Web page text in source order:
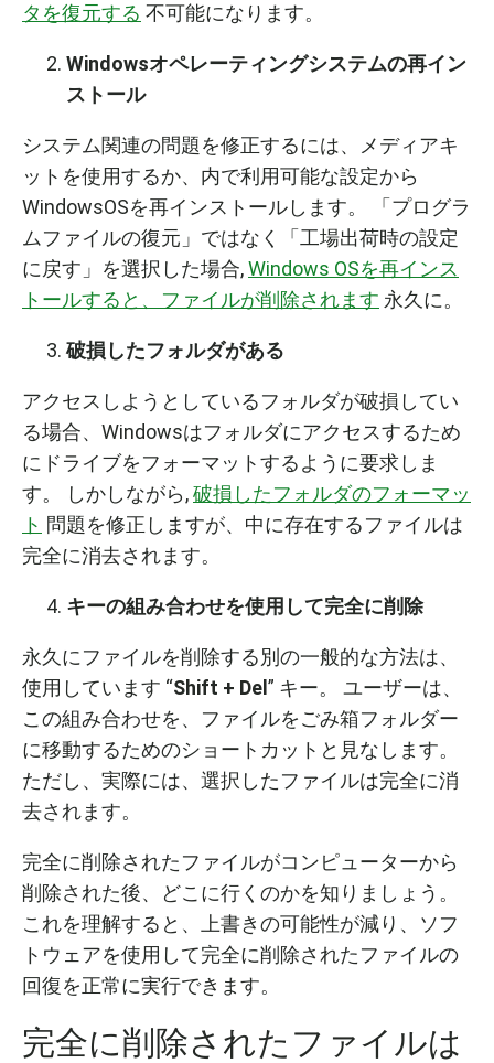
タを復元する 不可能になります。
Windowsオペレーティングシステムの再イン
ストール
システム関連の問題を修正するには、メディアキ
ットを使用するか、内で利用可能な設定から
WindowsOSを再インストールします。 「プログラ
ムファイルの復元」ではなく「工場出荷時の設定
に戻す」を選択した場合,Windows OSを再インス
トールすると、ファイルが削除されます 永久に。
破損したフォルダがある
アクセスしようとしているフォルダが破損してい
る場合、Windowsはフォルダにアクセスするため
にドライブをフォーマットするように要求しま
す。 しかしながら,破損したフォルダのフォーマッ
ト 問題を修正しますが、中に存在するファイルは
完全に消去されます。
キーの組み合わせを使用して完全に削除
永久にファイルを削除する別の一般的な方法は、
使用しています “Shift + Del ” キー。 ユーザーは、
この組み合わせを、ファイルをごみ箱フォルダー
に移動するためのショートカットと見なします。
ただし、実際には、選択したファイルは完全に消
去されます。
完全に削除されたファイルがコンピューターから
削除された後、どこに行くのかを知りましょう。
これを理解すると、上書きの可能性が減り、ソフ
トウェアを使用して完全に削除されたファイルの
回復を正常に実行できます。
完全に削除されたファイルは